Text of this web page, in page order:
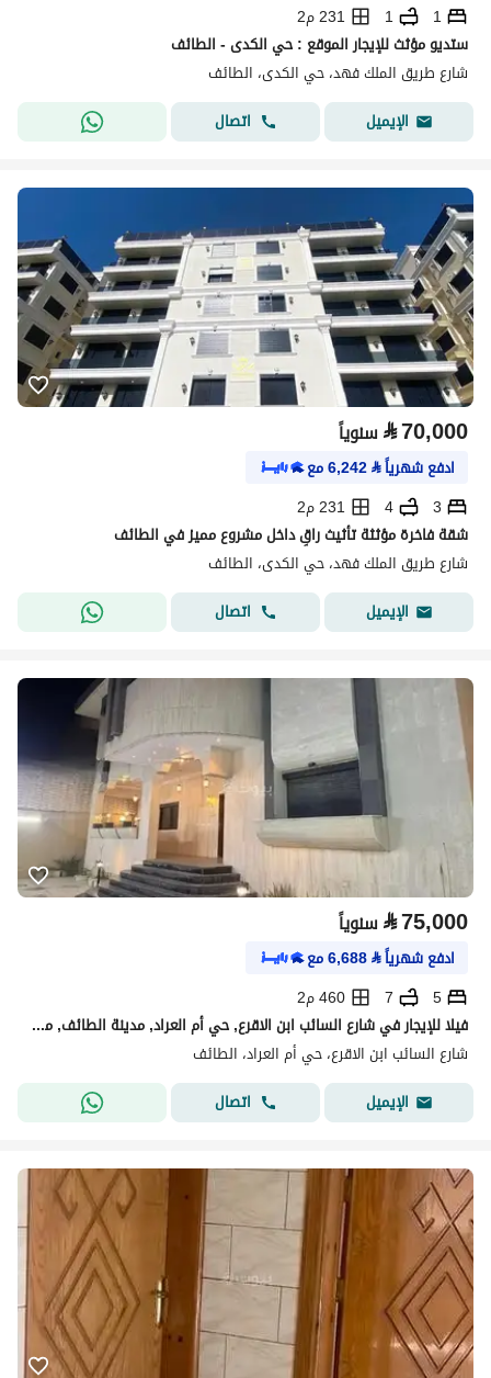
1
1
231 م2
ستديو مؤثث للإيجار الموقع : حي الكدى - الطائف
شارع طريق الملك فهد، حي الكدى، الطائف
الإيميل
اتصال
⃁70,000 سنوياً
ادفع شهرياً⃁
6,242مع
3
4
231 م2
شقة فاخرة مؤثثة تأثيث راقٍ داخل مشروع مميز في الطائف
شارع طريق الملك فهد، حي الكدى، الطائف
الإيميل
اتصال
⃁75,000 سنوياً
ادفع شهرياً⃁
6,688مع
5
7
460 م2
فيلا للإيجار في شارع السائب ابن الاقرع, حي أم العراد, مدينة الطائف, منطقة مكة المكرمة
شارع السائب ابن الاقرع، حي أم العراد، الطائف
الإيميل
اتصال